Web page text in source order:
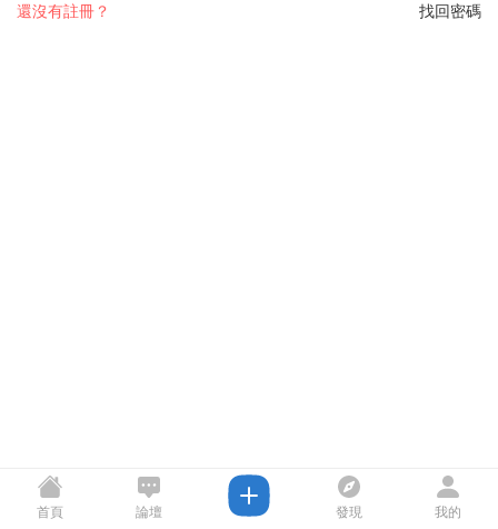
找回密碼
還沒有註冊？
首頁 論壇 發現 我的